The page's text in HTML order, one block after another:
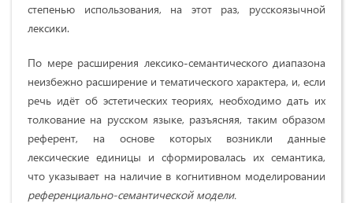
степенью использования, на этот раз, русскоязычной
лексики.
По мере расширения лексико-семантического диапазона
неизбежно расширение и тематического характера, и, если
речь идёт об эстетических теориях, необходимо дать их
толкование на русском языке, разъясняя, таким образом
референт, на основе которых возникли данные
лексические единицы и сформировалась их семантика,
что указывает на наличие в когнитивном моделировании
референциально-семантической модели.